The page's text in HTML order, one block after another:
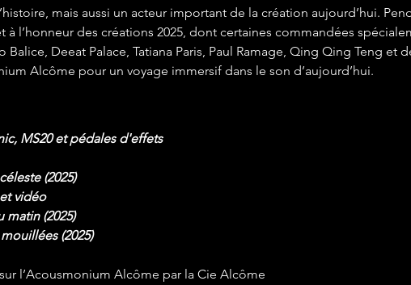
mais aussi un acteur important de la création aujourd’hui.
l’honneur des créations 2025, dont certaines commandées
Balice, Deeat Palace, Tatiana Paris, Paul Ramage, Qing Qing Teng et
Alcôme pour un voyage immersif dans le son d’aujourd’hui.
MS20 et pédales d'effets
(2025)
vidéo
matin (2025)
(2025)
l’Acousmonium Alcôme par la Cie Alcôme